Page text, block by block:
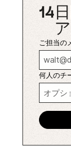
14
ご担当の
何人のチ